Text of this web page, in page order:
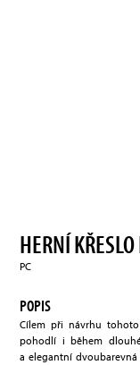
HERNÍ
PC
POPIS
Cílem při návrhu
pohodlí i během
a elegantní